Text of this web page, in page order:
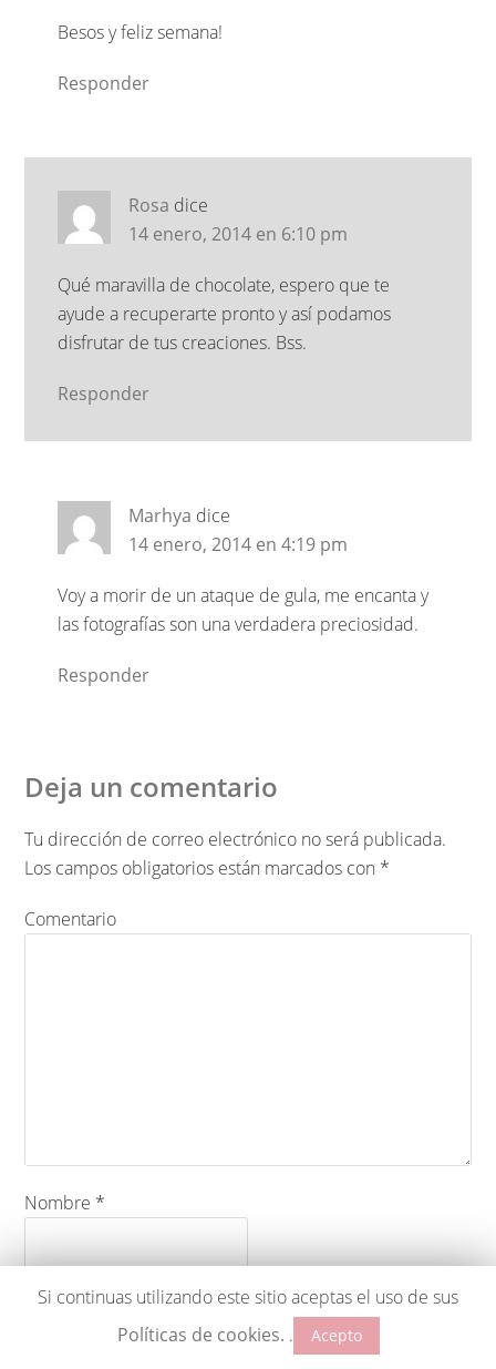
Besos y feliz semana!
Responder
Rosa dice
14 enero, 2014 en 6:10 pm
Qué maravilla de chocolate, espero que te
ayude a recuperarte pronto y así podamos
disfrutar de tus creaciones. Bss.
Responder
Marhya dice
14 enero, 2014 en 4:19 pm
Voy a morir de un ataque de gula, me encanta y
las fotografías son una verdadera preciosidad.
Responder
Deja un comentario
Tu dirección de correo electrónico no será publicada.
Los campos obligatorios están marcados con *
Comentario
Nombre *
Correo electrónico*
Si continuas utilizando este sitio aceptas el uso de sus
Políticas de cookies. . Acepto